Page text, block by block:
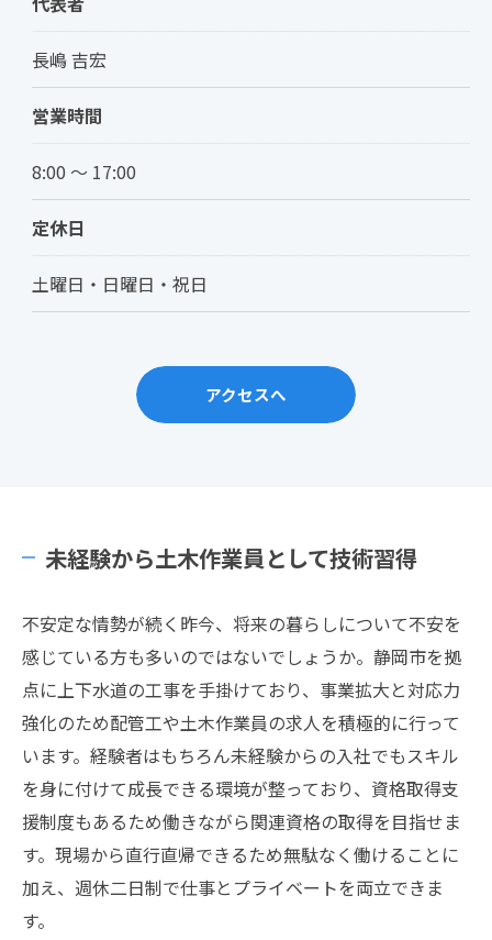
長嶋 吉宏
営業時間
8:00 ～ 17:00
定休日
土曜日・日曜日・祝日
アクセスへ
未経験から土木作業員として技術習得
不安定な情勢が続く昨今、将来の暮らしについて不安を
感じている方も多いのではないでしょうか。静岡市を拠
点に上下水道の工事を手掛けており、事業拡大と対応力
強化のため配管工や土木作業員の求人を積極的に行って
います。経験者はもちろん未経験からの入社でもスキル
を身に付けて成長できる環境が整っており、資格取得支
援制度もあるため働きながら関連資格の取得を目指せま
す。現場から直行直帰できるため無駄なく働けることに
加え、週休二日制で仕事とプライベートを両立できま
す。